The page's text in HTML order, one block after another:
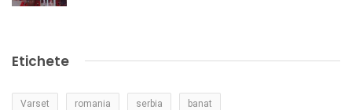
Etichete
Varset romania serbia banat